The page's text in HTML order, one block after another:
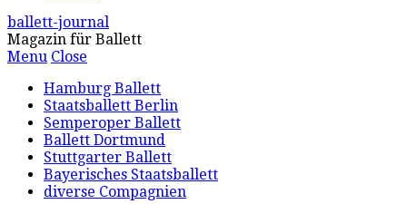
ballett-journal
Magazin für Ballett
Menu Close
Hamburg Ballett
Staatsballett Berlin
Semperoper Ballett
Ballett Dortmund
Stuttgarter Ballett
Bayerisches Staatsballett
diverse Compagnien